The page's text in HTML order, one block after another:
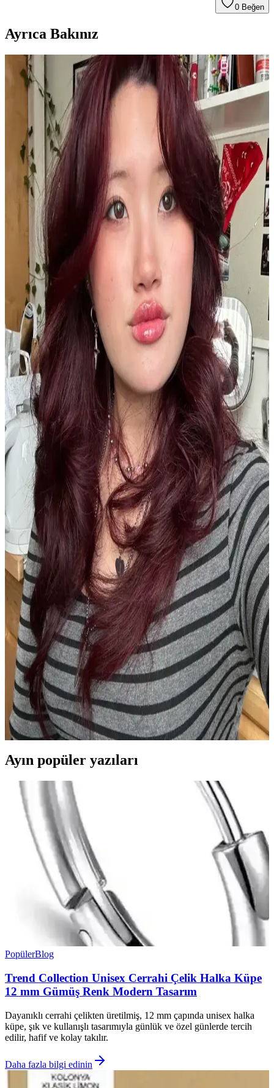
0 Beğen
Ayrıca Bakınız
Orginx Hızlı Saç Uzatma Serumu ve Kara Sarımsak
Yağı ile Saç Sağlığında Yeni Dönem
Orginx'in saç uzatma serumu ve kara sarımsak yağı, saç sağlığını
destekleyerek dökülmeyi azaltır, güçlendirir ve parlaklık kazandırır.
Düzenli kullanım ile etkili sonuçlar sağlar.
Dermalute Saç Koruma Şampuanı pH 5.5 ile Saç
Sağlığını Güçlendiren Etkili Çözüm
Dermalute Saç Koruma Şampuanı, pH 5.5 değeriyle saç derisini
koruyarak saç dökülmesini azaltır ve sağlıklı, parlak saçlar sağlar.
Tüm saç tiplerine uygun, düzenli kullanımda etkili sonuçlar sunar.
Dermasuction Kristal Taşlı Pembe Saç Boncuk
Zımbası Modern ve Şık Tasarım
Dermasuction saç boncuk zımbası, parlak kristal taşları ve şık pembe
rengiyle saçlara sofistike bir görünüm kazandırır, pratik kullanımıyla
günlük ve özel günler için ideal.
Kısa Saç ve Tırnakların Pratikliği ile Doğal
Güzelliğin Yeniden Tanımlanması
Kısa saç ve tırnaklar, pratiklik, hijyen ve zihinsel rahatlama sunarak
doğal güzelliği ve bakım anlayışını yeniden şekillendiriyor. Bu
yaklaşım, bireysel özgürlük ve rahatlığı ön plana çıkarıyor.
Ofis Ortamında Cilt ve Saç Sağlığını Koruma
Yöntemleri ve Nedenleri
Ofis ortamının kuru havası, floresan ışıklar ve yetersiz hava
sirkülasyonu cilt ve saç sağlığını olumsuz etkiler. Bu makalede, bu
sorunların nedenleri ve etkili bakım çözümleri ele alınmaktadır.
MUJGAN 4'lü Saç Şekillendirme Seti: Pratik ve
Estetik Saç Bakım Çözümü
MUJGAN 4'lü saç şekillendirme seti, pratik kullanım ve şık
tasarımıyla günlük saç bakımını kolaylaştırır, hafif malzemesiyle
rahatlık sağlar. Renk solması ve dolanma sorunlarına rağmen, çok
yönlü kullanım avantajları sunar.
Monalisa Kadın İkili Model Siyah Kahverengi
Tonlar 6'lı Set: Şıklık ve Dayanıklılık Bir Arada
Monalisa'nın siyah ve kahverengi tonlarındaki 6'lı seti, şıklık ve
fonksiyonelliği bir araya getirerek günlük ve özel günlerinizde
kullanabileceğiniz ideal saç aksesuarları sunar.
Günlük Makyajda Doğru Seçim: Göz, Dudak ve
Saç Uyumu İçin Alternatif Tarzlar
Günlük makyajda göz, dudak ve allık uygulamalarına özen
göstererek saç stiliyle uyum sağlamak, doğal ve estetik bir görünüm
yaratır. Monolid gözlere özel teknikler özgüveni artırır.
Ayın popüler yazıları
PopülerBlog
Trend Collection Unisex Cerrahi Çelik Halka Küpe
12 mm Gümüş Renk Modern Tasarım
Dayanıklı cerrahi çelikten üretilmiş, 12 mm çapında unisex halka
küpe, şık ve kullanışlı tasarımıyla günlük ve özel günlerde tercih
edilir, hafif ve kolay takılır.
Daha fazla bilgi edinin